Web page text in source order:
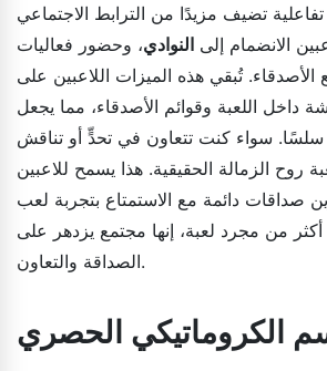
تضيف مزيدًا من الترابط الاجتماعي
الانضمام إلى النوادي، وحضور فعاليات
الأصدقاء. تُبقي هذه الميزات اللاعبين على
داخل اللعبة وقوائم الأصدقاء، مما يجعل
سلسًا. سواء كنت تتعاون في تحدٍّ أو تناقش
روح الزمالة الحقيقية. هذا يسمح للاعبين
صداقات دائمة مع الاستمتاع بتجربة لعب
أكثر من مجرد لعبة، إنها مجتمع يزدهر على
الصداقة والتعاون.
الكروماتيكي الحصري